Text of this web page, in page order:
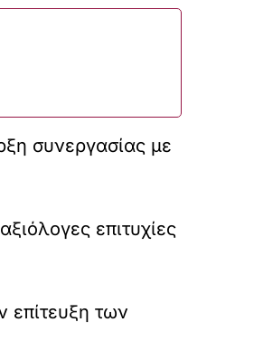
συνεργασίας με
επιτυχίες
επίτευξη των